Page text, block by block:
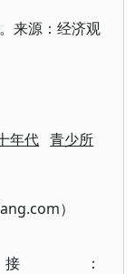
来源：经济观
年代 青少所
）
：